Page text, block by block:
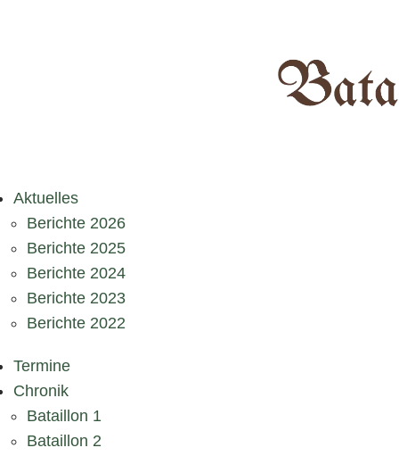
Aktuelles
Berichte 2026
Berichte 2025
Berichte 2024
Berichte 2023
Berichte 2022
Termine
Chronik
Bataillon 1
Bataillon 2